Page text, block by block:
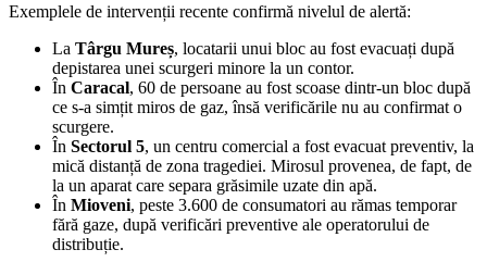
Exemplele de intervenții recente confirmă nivelul de alertă:
La Târgu Mureș, locatarii unui bloc au fost evacuați după
depistarea unei scurgeri minore la un contor.
În Caracal, 60 de persoane au fost scoase dintr-un bloc după
ce s-a simțit miros de gaz, însă verificările nu au confirmat o
scurgere.
În Sectorul 5, un centru comercial a fost evacuat preventiv, la
mică distanță de zona tragediei. Mirosul provenea, de fapt, de
la un aparat care separa grăsimile uzate din apă.
În Mioveni, peste 3.600 de consumatori au rămas temporar
fără gaze, după verificări preventive ale operatorului de
distribuție.